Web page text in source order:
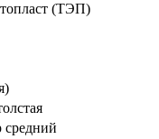
(ТЭП)
средний